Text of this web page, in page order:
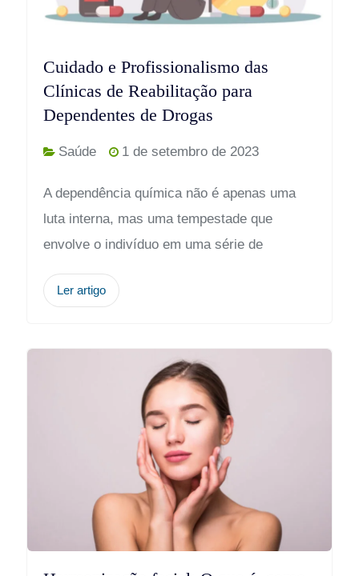
Cuidado e Profissionalismo das
Clínicas de Reabilitação para
Dependentes de Drogas
Saúde 1 de setembro de 2023
A dependência química não é apenas uma
luta interna, mas uma tempestade que
envolve o indivíduo em uma série de
Ler artigo